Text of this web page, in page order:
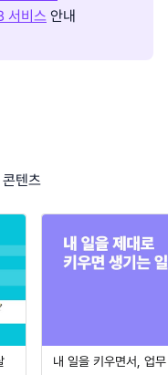
서비스 안내
텐츠
내 일을 키우면서, 업